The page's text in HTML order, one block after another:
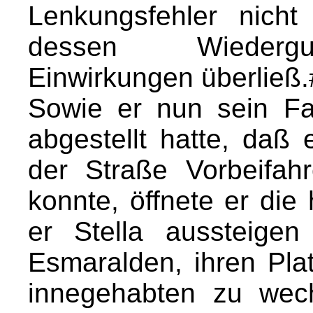
Lenkungsfehler
dessen
Einwirkungen
Sowie er nun sein
abgestellt hatte, daß
der Straße
konnte, öffnete er die
er Stella
Esmaralden, ihren
innegehabten zu